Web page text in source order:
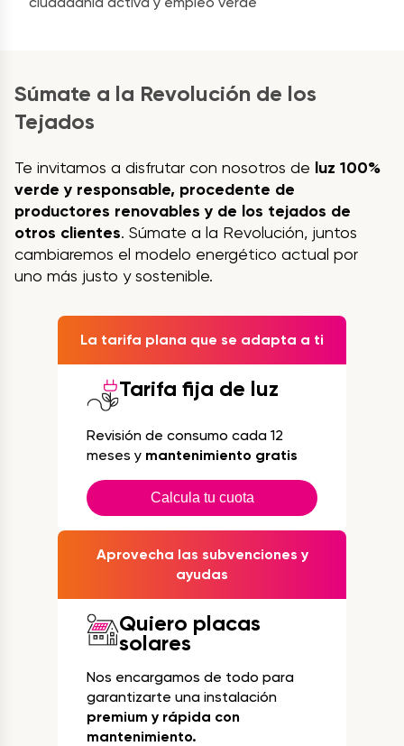
Súmate a la Revolución de los
Tejados
Te invitamos a disfrutar con nosotros de luz 100%
verde y responsable, procedente de
productores renovables y de los tejados de
otros clientes. Súmate a la Revolución, juntos
cambiaremos el modelo energético actual por
uno más justo y sostenible.
La tarifa plana que se adapta a ti
Tarifa fija de luz
Revisión de consumo cada 12
meses y mantenimiento gratis
Calcula tu cuota
Aprovecha las subvenciones y
ayudas
Quiero placas
solares
Nos encargamos de todo para
garantizarte una instalación
premium y rápida con
mantenimiento.